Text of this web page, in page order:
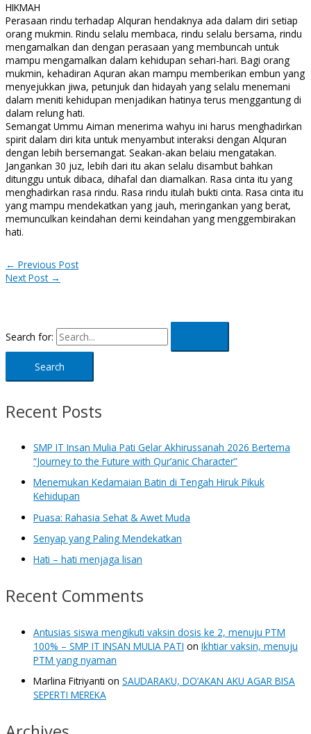
HIKMAH
Perasaan rindu terhadap Alquran hendaknya ada dalam diri setiap
orang mukmin. Rindu selalu membaca, rindu selalu bersama, rindu
mengamalkan dan dengan perasaan yang membuncah untuk
mampu mengamalkan dalam kehidupan sehari-hari. Bagi orang
mukmin, kehadiran Aquran akan mampu memberikan embun yang
menyejukkan jiwa, petunjuk dan hidayah yang selalu menemani
dalam meniti kehidupan menjadikan hatinya terus menggantung di
dalam relung hati.
Semangat Ummu Aiman menerima wahyu ini harus menghadirkan
spirit dalam diri kita untuk menyambut interaksi dengan Alquran
dengan lebih bersemangat. Seakan-akan belaiu mengatakan.
Jangankan 30 juz, lebih dari itu akan selalu disambut bahkan
ditunggu untuk dibaca, dihafal dan diamalkan. Rasa cinta itu yang
menghadirkan rasa rindu. Rasa rindu itulah bukti cinta. Rasa cinta itu
yang mampu mendekatkan yang jauh, meringankan yang berat,
memunculkan keindahan demi keindahan yang menggembirakan
hati.
← Previous Post
Next Post →
Search for:
Recent Posts
SMP IT Insan Mulia Pati Gelar Akhirussanah 2026 Bertema
“Journey to the Future with Qur’anic Character”
Menemukan Kedamaian Batin di Tengah Hiruk Pikuk
Kehidupan
Puasa: Rahasia Sehat & Awet Muda
Senyap yang Paling Mendekatkan
Hati – hati menjaga lisan
Recent Comments
Antusias siswa mengikuti vaksin dosis ke 2, menuju PTM
100% – SMP IT INSAN MULIA PATI on Ikhtiar vaksin, menuju
PTM yang nyaman
Marlina Fitriyanti on SAUDARAKU, DO’AKAN AKU AGAR BISA
SEPERTI MEREKA